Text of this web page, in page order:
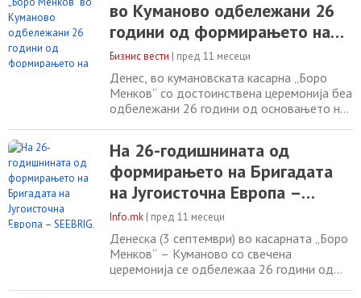
во Куманово одбележани 26
години од формирањето на
SEEBRIG
Бизнис вести | пред 11 месеци
Денес, во кумановската касарна „Боро
Менков“ со достоинствена церемонија беа
одбележани 26 години од основањето на
министерствата за одбрана на Југоисточна
Европа (SEDM) – две значајни иницијативи
кои го зајакнуваат регионалниот
одбранбен дијалог и безбедносната
соработка во
На 26-годишнината од
формирањето на Бригадата
на Југоисточна Европа –
SEEBRIG, Мисајловски укажа
на нејзиното значење за
регионалната безбедност
Info.mk | пред 11 месеци
Денеска (3 септември) во касарната „Боро
Менков“ – Куманово со свечена
церемонија се одбележаа 26 години од